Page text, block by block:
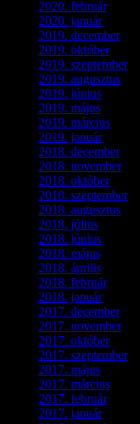
2020. február(6)
2020. január(1)
2019. december(4)
2019. október(3)
2019. szeptember(2)
2019. augusztus
2019. június
2019. május
2019. március
2019. január(1)
2018. december(3)
2018. november(1)
2018. október(1)
2018. szeptember(1)
2018. augusztus
2018. július
2018. június
2018. május
2018. április
2018. február(2)
2018. január(2)
2017. december(4)
2017. november(3)
2017. október(4)
2017. szeptember(1)
2017. május
2017. március
2017. február(1)
2017. január(2)